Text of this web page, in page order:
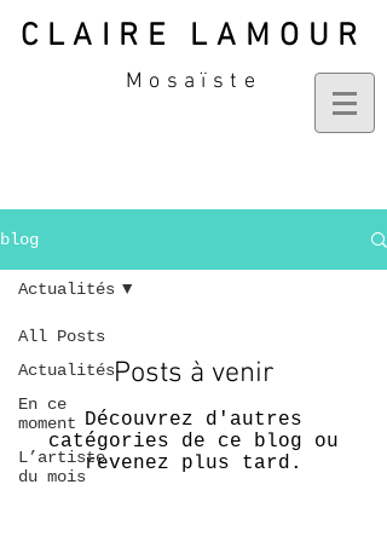
CLAIRE LAMOUR
Mosaïste
blog
All Posts
Actualités
En ce
moment
L’artiste
du mois
Actualités
Posts à venir
Découvrez d'autres
catégories de ce blog ou
revenez plus tard.